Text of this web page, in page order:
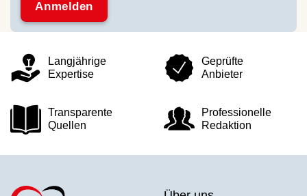
Langjährige
Expertise
Geprüfte
Anbieter
Transparente
Quellen
Professionelle
Redaktion